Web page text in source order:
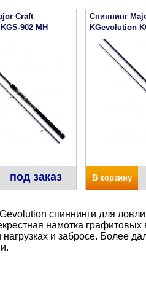
Craft
902 MH
под заказ
Спиннинг
KGevolution
В корзину
спиннинги для
намотка
и забросе. Более